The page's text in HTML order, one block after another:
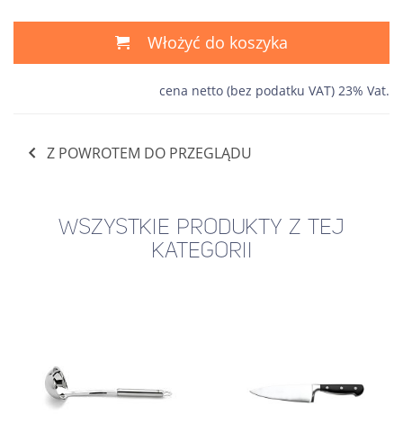
Włożyć do koszyka
cena netto (bez podatku VAT) 23% Vat.
Z POWROTEM DO PRZEGLĄDU
WSZYSTKIE PRODUKTY Z TEJ
KATEGORII